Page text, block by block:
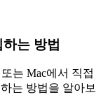
는 방법
는 Mac에서 직접
는 방법을 알아보